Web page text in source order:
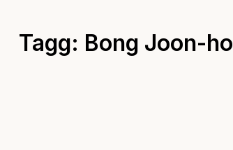
Tagg: Bong Joon-ho